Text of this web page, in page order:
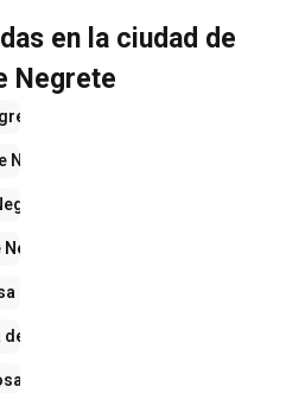
en la ciudad de
Negrete
Negrete
de Negrete
Negrete
de Negrete